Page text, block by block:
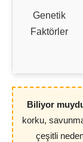
Genetik
Faktörler
Biliyor
korku,
çeşitli